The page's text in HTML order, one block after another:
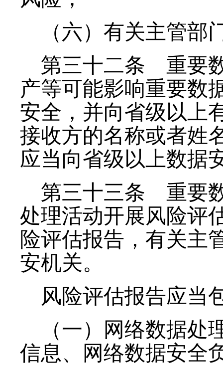
（六）有关主管部
第三十二条 重要
产等可能影响重要数
安全，并向省级以上
接收方的名称或者姓
应当向省级以上数据
第三十三条 重要
处理活动开展风险评
险评估报告，有关主
安机关。
风险评估报告应当
（一）网络数据
信息、网络数据安全